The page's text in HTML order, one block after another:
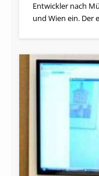
Entwickler nach
und Wien ein. Der